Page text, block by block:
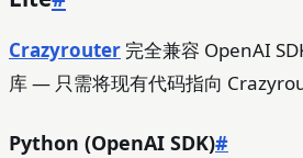
Crazyrouter 完全兼容 OpenAI
库 — 只需将现有代码指向
Python (OpenAI SDK)#